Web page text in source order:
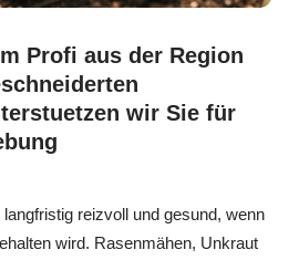
Profi aus der Region
wir Sie für
reizvoll und gesund, wenn
wird. Rasenmähen, Unkraut